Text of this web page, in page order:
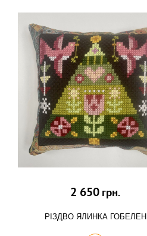
2 650 грн.
РІЗДВО ЯЛИНКА ГОБЕЛЕН